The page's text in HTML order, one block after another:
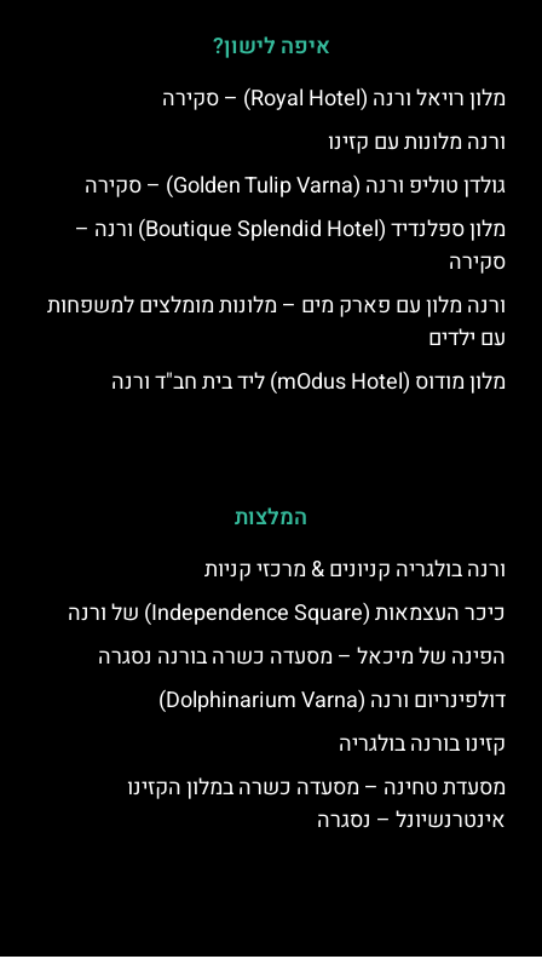
איפה לישון?
מלון רויאל ורנה (Royal Hotel) – סקירה
ורנה מלונות עם קזינו
גולדן טוליפ ורנה (Golden Tulip Varna) – סקירה
מלון ספלנדיד (Boutique Splendid Hotel) ורנה –
סקירה
ורנה מלון עם פארק מים – מלונות מומלצים למשפחות
עם ילדים
מלון מודוס (mOdus Hotel) ליד בית חב"ד ורנה
המלצות
ורנה בולגריה קניונים & מרכזי קניות
כיכר העצמאות (Independence Square) של ורנה
הפינה של מיכאל – מסעדה כשרה בורנה נסגרה
דולפינריום ורנה (Dolphinarium Varna)
קזינו בורנה בולגריה
מסעדת טחינה – מסעדה כשרה במלון הקזינו
אינטרנשיונל – נסגרה